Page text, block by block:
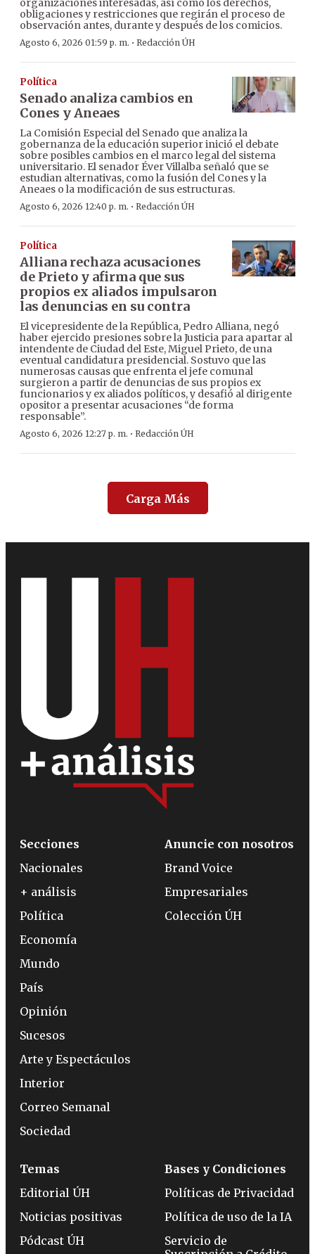
organizaciones interesadas, así como los derechos,
obligaciones y restricciones que regirán el proceso de
observación antes, durante y después de los comicios.
Agosto 6, 2026 01:59 p. m. · Redacción ÚH
Política
Senado analiza cambios en
Cones y Aneaes
La Comisión Especial del Senado que analiza la
gobernanza de la educación superior inició el debate
sobre posibles cambios en el marco legal del sistema
universitario. El senador Éver Villalba señaló que se
estudian alternativas, como la fusión del Cones y la
Aneaes o la modificación de sus estructuras.
Agosto 6, 2026 12:40 p. m. · Redacción ÚH
Política
Alliana rechaza acusaciones
de Prieto y afirma que sus
propios ex aliados impulsaron
las denuncias en su contra
El vicepresidente de la República, Pedro Alliana, negó
haber ejercido presiones sobre la Justicia para apartar al
intendente de Ciudad del Este, Miguel Prieto, de una
eventual candidatura presidencial. Sostuvo que las
numerosas causas que enfrenta el jefe comunal
surgieron a partir de denuncias de sus propios ex
funcionarios y ex aliados políticos, y desafió al dirigente
opositor a presentar acusaciones “de forma
responsable”.
Agosto 6, 2026 12:27 p. m. · Redacción ÚH
Carga Más
Secciones
Nacionales
+ análisis
Política
Economía
Mundo
País
Opinión
Sucesos
Arte y Espectáculos
Interior
Correo Semanal
Sociedad
Anuncie con nosotros
Brand Voice
Empresariales
Colección ÚH
Temas
Editorial ÚH
Noticias positivas
Pódcast ÚH
Bases y Condiciones
Políticas de Privacidad
Política de uso de la IA
Servicio de